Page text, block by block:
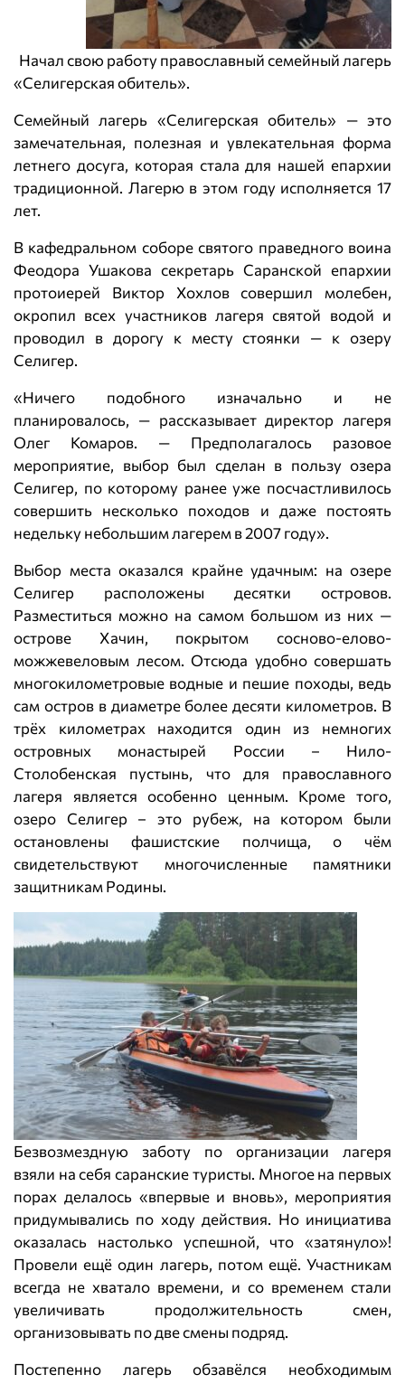
Начал свою работу православный семейный лагерь
«Селигерская обитель».
Семейный лагерь «Селигерская обитель» — это
замечательная, полезная и увлекательная форма
летнего досуга, которая стала для нашей епархии
традиционной. Лагерю в этом году исполняется 17
лет.
В кафедральном соборе святого праведного воина
Феодора Ушакова секретарь Саранской епархии
протоиерей Виктор Хохлов совершил молебен,
окропил всех участников лагеря святой водой и
проводил в дорогу к месту стоянки — к озеру
Селигер.
«Ничего подобного изначально и не
планировалось, — рассказывает директор лагеря
Олег Комаров. — Предполагалось разовое
мероприятие, выбор был сделан в пользу озера
Селигер, по которому ранее уже посчастливилось
совершить несколько походов и даже постоять
недельку небольшим лагерем в 2007 году».
Выбор места оказался крайне удачным: на озере
Селигер расположены десятки островов.
Разместиться можно на самом большом из них —
острове Хачин, покрытом сосново-елово-
можжевеловым лесом. Отсюда удобно совершать
многокилометровые водные и пешие походы, ведь
сам остров в диаметре более десяти километров. В
трёх километрах находится один из немногих
островных монастырей России – Нило-
Столобенская пустынь, что для православного
лагеря является особенно ценным. Кроме того,
озеро Селигер – это рубеж, на котором были
остановлены фашистские полчища, о чём
свидетельствуют многочисленные памятники
защитникам Родины.
Безвозмездную заботу по организации лагеря
взяли на себя саранские туристы. Многое на первых
порах делалось «впервые и вновь», мероприятия
придумывались по ходу действия. Но инициатива
оказалась настолько успешной, что «затянуло»!
Провели ещё один лагерь, потом ещё. Участникам
всегда не хватало времени, и со временем стали
увеличивать продолжительность смен,
организовывать по две смены подряд.
Постепенно лагерь обзавёлся необходимым